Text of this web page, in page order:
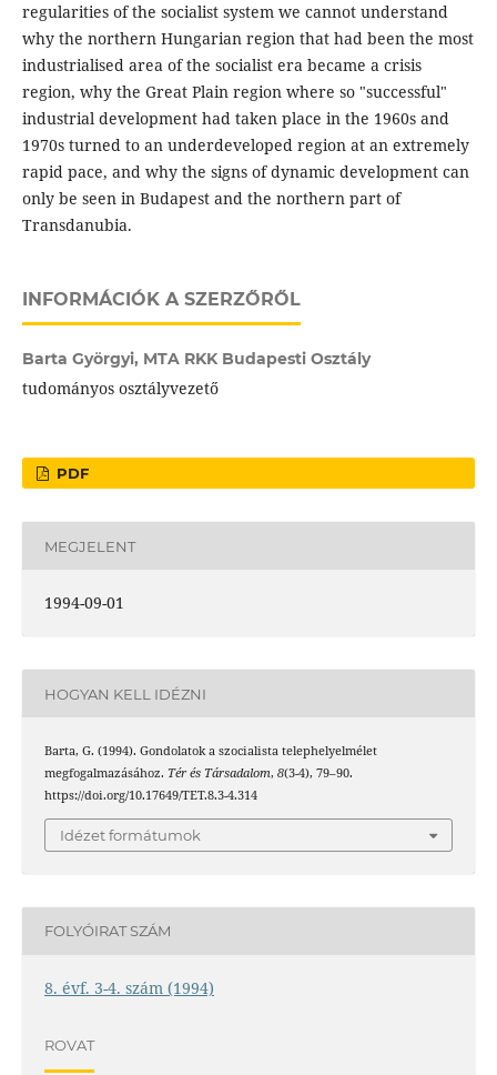
regularities of the socialist system we cannot understand
why the northern Hungarian region that had been the most
industrialised area of the socialist era became a crisis
region, why the Great Plain region where so "successful"
industrial development had taken place in the 1960s and
1970s turned to an underdeveloped region at an extremely
rapid pace, and why the signs of dynamic development can
only be seen in Budapest and the northern part of
Transdanubia.
INFORMÁCIÓK A SZERZŐRŐL
Barta Györgyi, MTA RKK Budapesti Osztály
tudományos osztályvezető
PDF
MEGJELENT
1994-09-01
HOGYAN KELL IDÉZNI
Barta, G. (1994). Gondolatok a szocialista telephelyelmélet
megfogalmazásához. Tér és Társadalom, 8(3-4), 79–90.
https://doi.org/10.17649/TET.8.3-4.314
Idézet formátumok
FOLYÓIRAT SZÁM
8. évf. 3-4. szám (1994)
ROVAT